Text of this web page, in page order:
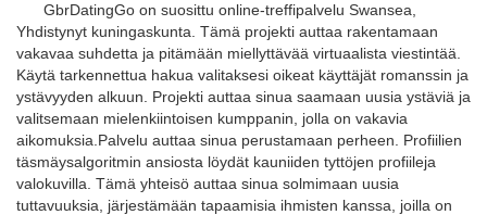
GbrDatingGo on suosittu online-treffipalvelu Swansea,
Yhdistynyt kuningaskunta. Tämä projekti auttaa rakentamaan
vakavaa suhdetta ja pitämään miellyttävää virtuaalista viestintää.
Käytä tarkennettua hakua valitaksesi oikeat käyttäjät romanssin ja
ystävyyden alkuun. Projekti auttaa sinua saamaan uusia ystäviä ja
valitsemaan mielenkiintoisen kumppanin, jolla on vakavia
aikomuksia.Palvelu auttaa sinua perustamaan perheen. Profiilien
täsmäysalgoritmin ansiosta löydät kauniiden tyttöjen profiileja
valokuvilla. Tämä yhteisö auttaa sinua solmimaan uusia
tuttavuuksia, järjestämään tapaamisia ihmisten kanssa, joilla on